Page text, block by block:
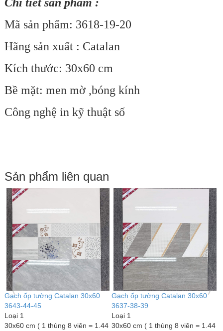
Mã sản phẩm: 3618-19-20
Hãng sản xuất : Catalan
Kích thước: 30x60 cm
Bề mặt: men mờ ,bóng kính
Công nghệ in kỹ thuật số
Sản phẩm liên quan
Gạch ốp tường Catalan 30x60
3643-44-45
Loại 1
30x60 cm ( 1 thùng 8 viên = 1.44
Gạch ốp tường Catalan 30x60
3637-38-39
Loại 1
30x60 cm ( 1 thùng 8 viên = 1.44